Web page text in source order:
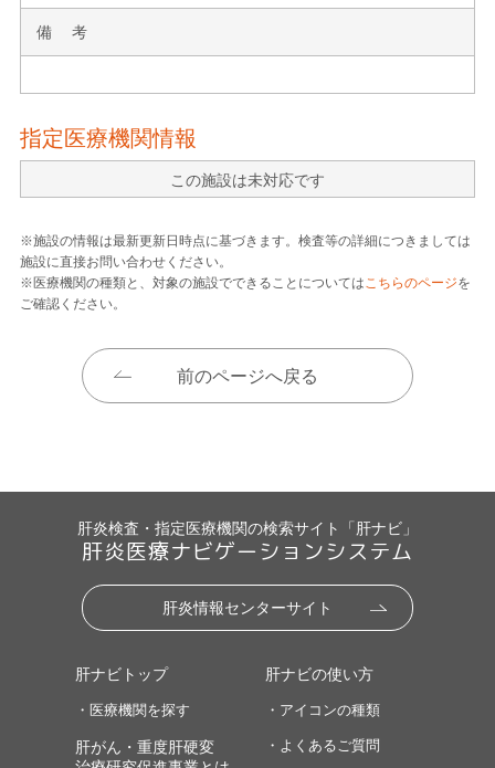
備 考
指定医療機関情報
この施設は未対応です
※施設の情報は最新更新日時点に基づきます。検査等の詳細につきましては
施設に直接お問い合わせください。
※医療機関の種類と、対象の施設でできることについてはこちらのページを
ご確認ください。
前のページへ戻る
肝炎検査・指定医療機関の検索サイト「肝ナビ」
肝炎医療ナビゲーションシステム
肝炎情報センターサイト
肝ナビトップ
・医療機関を探す
肝がん・重度肝硬変
肝ナビの使い方
・アイコンの種類
・よくあるご質問